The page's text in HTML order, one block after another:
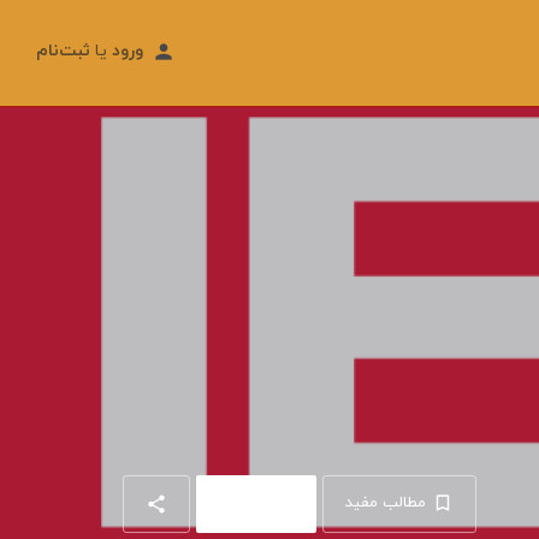
ورود یا ثبت‌نام
مطالب مفید